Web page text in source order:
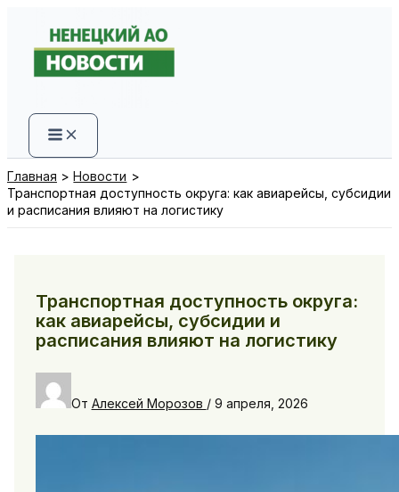
содержимому
Главная
Новости
Транспортная доступность округа: как авиарейсы, субсидии
и расписания влияют на логистику
Транспортная доступность округа:
как авиарейсы, субсидии и
расписания влияют на логистику
От Алексей Морозов / 9 апреля, 2026